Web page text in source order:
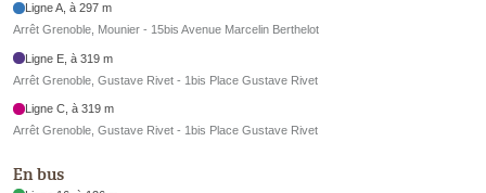
Ligne A, à 297 m
Arrêt Grenoble, Mounier - 15bis Avenue Marcelin Berthelot
Ligne E, à 319 m
Arrêt Grenoble, Gustave Rivet - 1bis Place Gustave Rivet
Ligne C, à 319 m
Arrêt Grenoble, Gustave Rivet - 1bis Place Gustave Rivet
En bus